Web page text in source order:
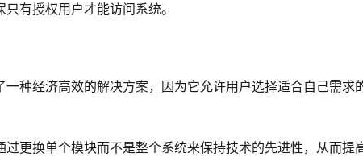
有授权用户才能访问系统。
一种经济高效的解决方案，因为它允许用户选择适合自己需求
过更换单个模块而不是整个系统来保持技术的先进性，从而提